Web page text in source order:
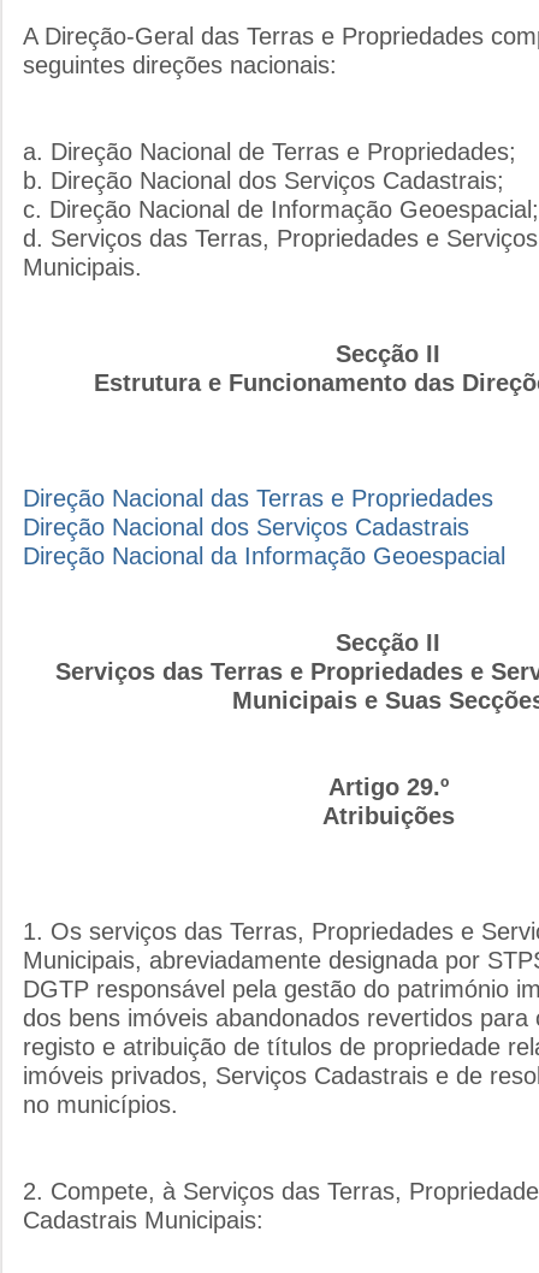
A Direção-Geral das Terras e Propriedades
seguintes direções nacionais:
a. Direção Nacional de Terras e Propriedades;
b. Direção Nacional dos Serviços Cadastrais;
c. Direção Nacional de Informação Geoespacial;
d. Serviços das Terras, Propriedades e
Municipais.
Secção II
Estrutura e Funcionamento das
Direção Nacional das Terras e Propriedades
Direção Nacional dos Serviços Cadastrais
Direção Nacional da Informação Geoespacial
Secção II
Serviços das Terras e Propriedades e
Municipais e Suas
Artigo 29.º
Atribuições
1. Os serviços das Terras, Propriedades e
Municipais, abreviadamente designada por
DGTP responsável pela gestão do património
dos bens imóveis abandonados revertidos para
registo e atribuição de títulos de propriedade
imóveis privados, Serviços Cadastrais e de
no municípios.
2. Compete, à Serviços das Terras,
Cadastrais Municipais: